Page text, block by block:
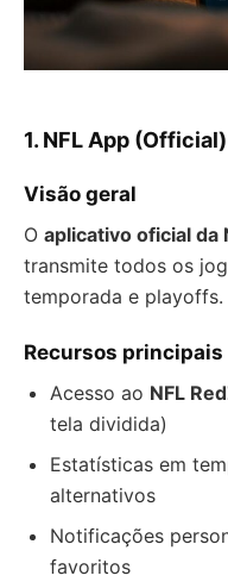
1. NFL App (Official)
Visão geral
O aplicativo oficial da
transmite todos os
temporada e playoffs.
Recursos principais
Acesso ao NFL
tela dividida)
Estatísticas em
alternativos
Notificações
favoritos